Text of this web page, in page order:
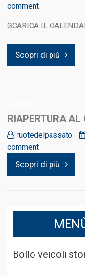
comment
SCARICA IL
Scopri di più
RIAPERTURA AL
ruotedelpassato
comment
Scopri di più
Bollo veicoli